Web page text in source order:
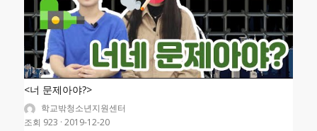
<너 문제아야?>
학교밖청소년지원센터
조회 923 · 2019-12-20